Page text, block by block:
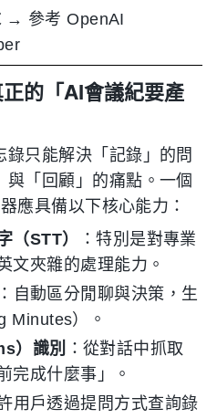
→ 參考 OpenAI
的「AI會議紀要產
只能解決「記錄」的問
「回顧」的痛點。一個
應具備以下核心能力：
（STT）
：特別是對專業
文夾雜的處理能力。
自動區分閒聊與決策，生
Minutes）。
）識別
：從對話中抓取
完成什麼事」。
用戶透過提問方式查詢錄